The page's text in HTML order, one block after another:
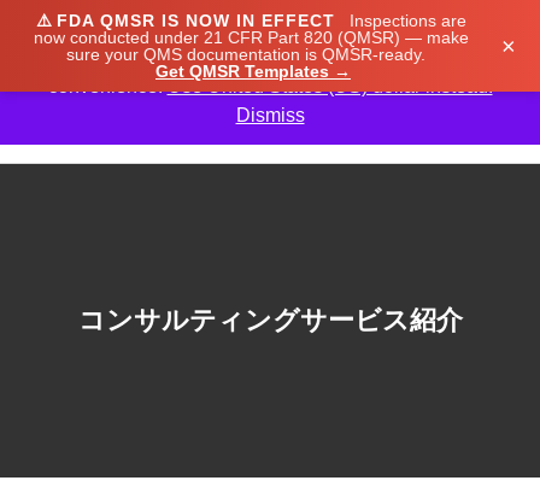
⚠️ FDA QMSR IS NOW IN EFFECT
Inspections are
now conducted under 21 CFR Part 820 (QMSR) — make
sure your QMS documentation is QMSR-ready.
Get QMSR Templates →
×
コンサルティングサービス紹介
We noticed you're visiting from Japan. We've updated
our prices to Japanese yen for your shopping
convenience.Use United States (US) dollar instead.
Dismiss